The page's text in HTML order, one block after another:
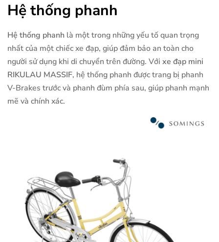
Hệ thống phanh
Hệ thống phanh là một trong những yếu tố quan trọng
nhất của một chiếc xe đạp, giúp đảm bảo an toàn cho
người sử dụng khi di chuyển trên đường. Với xe đạp mini
RIKULAU MASSIF, hệ thống phanh được trang bị phanh
V-Brakes trước và phanh đùm phía sau, giúp phanh mạnh
mẽ và chính xác.